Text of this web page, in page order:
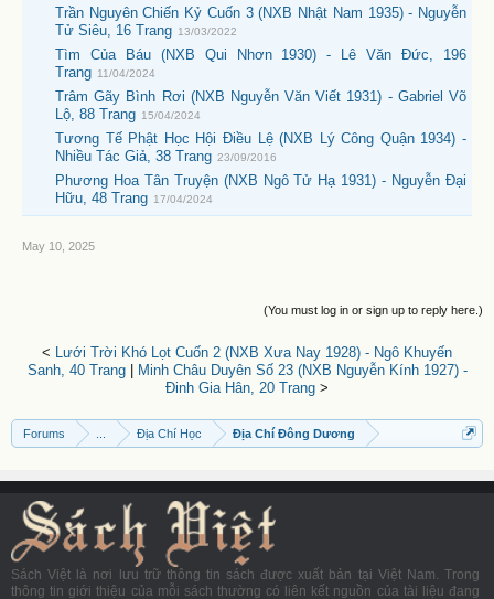
Trần Nguyên Chiến Kỷ Cuốn 3 (NXB Nhật Nam 1935) - Nguyễn
Tử Siêu, 16 Trang 13/03/2022
Tìm Của Báu (NXB Qui Nhơn 1930) - Lê Văn Đức, 196
Trang 11/04/2024
Trâm Gãy Bình Rơi (NXB Nguyễn Văn Viết 1931) - Gabriel Võ
Lộ, 88 Trang 15/04/2024
Tương Tế Phật Học Hội Điều Lệ (NXB Lý Công Quận 1934) -
Nhiều Tác Giả, 38 Trang 23/09/2016
Phương Hoa Tân Truyện (NXB Ngô Tử Hạ 1931) - Nguyễn Đại
Hữu, 48 Trang 17/04/2024
May 10, 2025
(You must log in or sign up to reply here.)
< Lưới Trời Khó Lọt Cuốn 2 (NXB Xưa Nay 1928) - Ngô Khuyến
Sanh, 40 Trang|
Minh Châu Duyên Số 23 (NXB Nguyễn Kính 1927) -
Đinh Gia Hân, 20 Trang >
Forums Địa Chí Học Địa Chí Đông Dương
Sách Việt là nơi lưu trữ thông tin sách được xuất bản tại Việt Nam. Trong
thông tin giới thiệu của mỗi sách thường có liên kết nguồn của tài liệu đang